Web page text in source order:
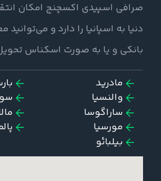
صرافی اسپیدی اکسچنج امکان
دنیا به اسپانیا را دارد و
بانکی و یا به صورت اسکناس
مادرید
والنسیا
ساراگوسا
مورسیا
بیلبائو